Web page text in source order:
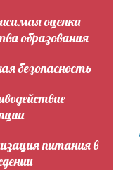
оценка
образования
безопасность
питания в